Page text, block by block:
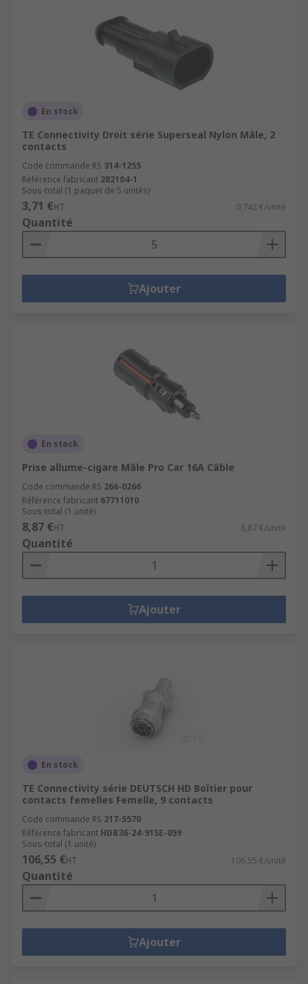
En stock
TE Connectivity Droit série Superseal Nylon Mâle, 2
contacts
Code commande RS 314-1255
Référence fabricant 282104-1
Sous-total (1 paquet de 5 unités)
3,71 €HT 0,742 €/unité
Quantité
Ajouter
En stock
Prise allume-cigare Mâle Pro Car 16A Câble
Code commande RS 266-0266
Référence fabricant 67711010
Sous-total (1 unité)
8,87 €HT 8,87 €/unité
Quantité
Ajouter
En stock
TE Connectivity série DEUTSCH HD Boîtier pour
contacts femelles Femelle, 9 contacts
Code commande RS 217-5570
Référence fabricant HDB36-24-91SE-059
Sous-total (1 unité)
106,55 €HT 106,55 €/unité
Quantité
Ajouter